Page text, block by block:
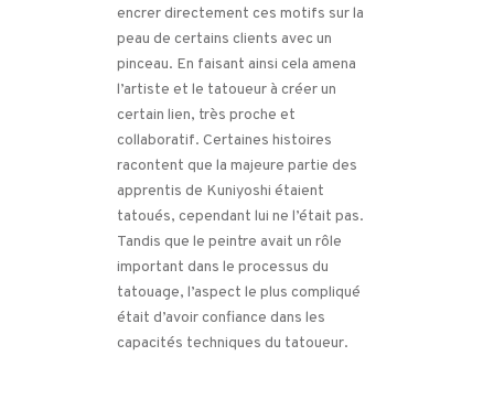
encrer directement ces motifs sur la
peau de certains clients avec un
pinceau. En faisant ainsi cela amena
l’artiste et le tatoueur à créer un
certain lien, très proche et
collaboratif. Certaines histoires
racontent que la majeure partie des
apprentis de Kuniyoshi étaient
tatoués, cependant lui ne l’était pas.
Tandis que le peintre avait un rôle
important dans le processus du
tatouage, l’aspect le plus compliqué
était d’avoir confiance dans les
capacités techniques du tatoueur.